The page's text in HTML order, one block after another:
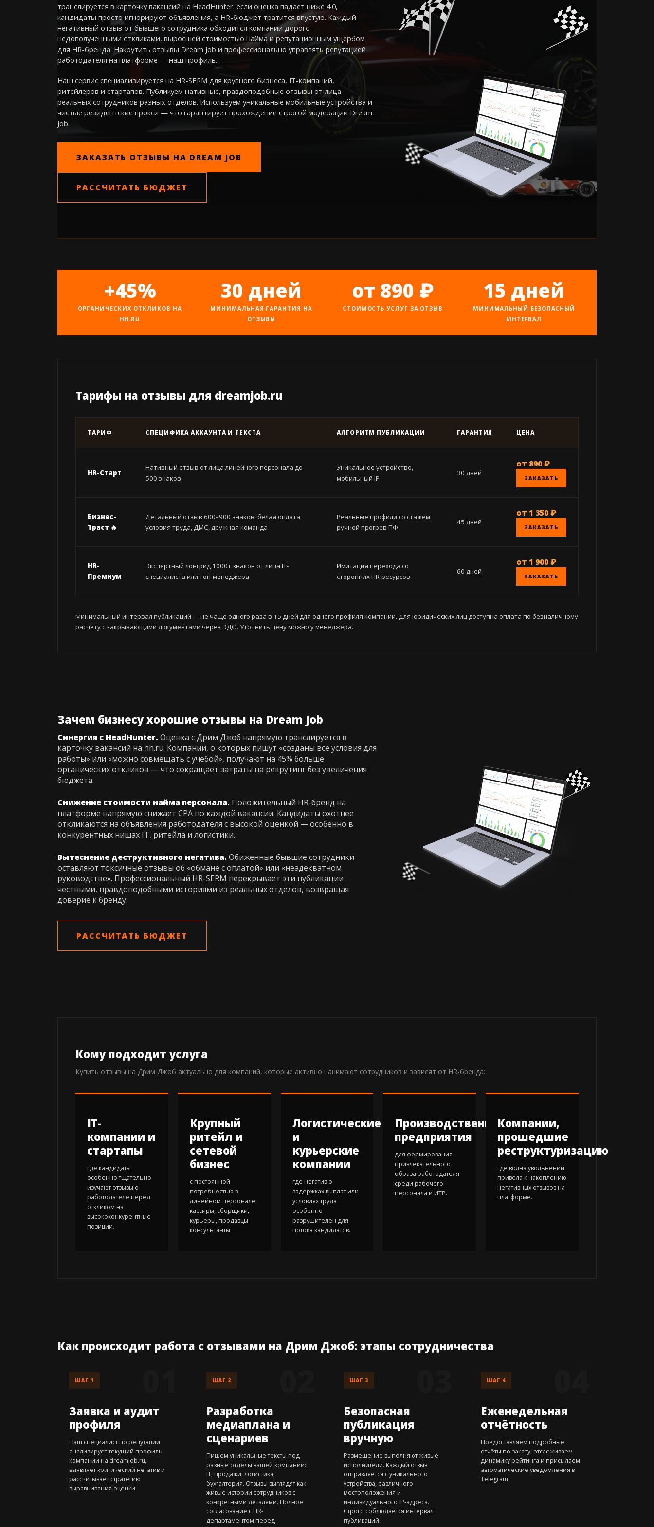
транслируется в карточку вакансий на HeadHunter: если оценка падает ниже 4.0,
кандидаты просто игнорируют объявления, а HR-бюджет тратится впустую. Каждый
негативный отзыв от бывшего сотрудника обходится компании дорого —
недополученными откликами, выросшей стоимостью найма и репутационным ущербом
для HR-бренда. Накрутить отзывы Dream Job и профессионально управлять репутацией
работодателя на платформе — наш профиль.
Наш сервис специализируется на HR-SERM для крупного бизнеса, IT-компаний,
ритейлеров и стартапов. Публикуем нативные, правдоподобные отзывы от лица
реальных сотрудников разных отделов. Используем уникальные мобильные устройства и
чистые резидентские прокси — что гарантирует прохождение строгой модерации Dream
Job.
ЗАКАЗАТЬ ОТЗЫВЫ НА DREAM JOB
РАССЧИТАТЬ БЮДЖЕТ
+45%
ОРГАНИЧЕСКИХ ОТКЛИКОВ НА
HH.RU
30 дней
МИНИМАЛЬНАЯ ГАРАНТИЯ НА
ОТЗЫВЫ
от 890 ₽
СТОИМОСТЬ УСЛУГ ЗА ОТЗЫВ
15 дней
МИНИМАЛЬНЫЙ БЕЗОПАСНЫЙ
ИНТЕРВАЛ
Тарифы на отзывы для dreamjob.ru
ТАРИФ СПЕЦИФИКА АККАУНТА И ТЕКСТА АЛГОРИТМ ПУБЛИКАЦИИ ГАРАНТИЯ ЦЕНА
HR-Старт
Нативный отзыв от лица линейного персонала до
500 знаков
Уникальное устройство,
мобильный IP
30 дней
от 890 ₽
ЗАКАЗАТЬ
Бизнес-
Траст 🔥
Детальный отзыв 600–900 знаков: белая оплата,
условия труда, ДМС, дружная команда
Реальные профили со стажем,
ручной прогрев ПФ
45 дней
от 1 350 ₽
ЗАКАЗАТЬ
HR-
Премиум
Экспертный лонгрид 1000+ знаков от лица IT-
специалиста или топ-менеджера
Имитация перехода со
сторонних HR-ресурсов
60 дней
от 1 900 ₽
ЗАКАЗАТЬ
Минимальный интервал публикаций — не чаще одного раза в 15 дней для одного профиля компании. Для юридических лиц доступна оплата по безналичному
расчёту с закрывающими документами через ЭДО. Уточнить цену можно у менеджера.
Зачем бизнесу хорошие отзывы на Dream Job
Синергия с HeadHunter. Оценка с Дрим Джоб напрямую транслируется в
карточку вакансий на hh.ru. Компании, о которых пишут «созданы все условия для
работы» или «можно совмещать с учёбой», получают на 45% больше
органических откликов — что сокращает затраты на рекрутинг без увеличения
бюджета.
Снижение стоимости найма персонала. Положительный HR-бренд на
платформе напрямую снижает CPA по каждой вакансии. Кандидаты охотнее
откликаются на объявления работодателя с высокой оценкой — особенно в
конкурентных нишах IT, ритейла и логистики.
Вытеснение деструктивного негатива. Обиженные бывшие сотрудники
оставляют токсичные отзывы об «обмане с оплатой» или «неадекватном
руководстве». Профессиональный HR-SERM перекрывает эти публикации
честными, правдоподобными историями из реальных отделов, возвращая
доверие к бренду.
РАССЧИТАТЬ БЮДЖЕТ
Кому подходит услуга
Купить отзывы на Дрим Джоб актуально для компаний, которые активно нанимают сотрудников и зависят от HR-бренда:
IT-
компании и
стартапы
где кандидаты
особенно тщательно
изучают отзывы о
работодателе перед
откликом на
высококонкурентные
позиции.
Крупный
ритейл и
сетевой
бизнес
с постоянной
потребностью в
линейном персонале:
кассиры, сборщики,
курьеры, продавцы-
консультанты.
Логистические
и
курьерские
компании
где негатив о
задержках выплат или
условиях труда
особенно
разрушителен для
потока кандидатов.
Производственные
предприятия
для формирования
привлекательного
образа работодателя
среди рабочего
персонала и ИТР.
Компании,
прошедшие
реструктуризацию
где волна увольнений
привела к накоплению
негативных отзывов на
платформе.
Как происходит работа с отзывами на Дрим Джоб: этапы сотрудничества
ШАГ 1
Заявка и аудит
профиля
Наш специалист по репутации
анализирует текущий профиль
компании на dreamjob.ru,
выявляет критический негатив и
рассчитывает стратегию
выравнивания оценки.
ШАГ 2
Разработка
медиаплана и
сценариев
Пишем уникальные тексты под
разные отделы вашей компании:
IT, продажи, логистика,
бухгалтерия. Отзывы выглядят как
живые истории сотрудников с
конкретными деталями. Полное
согласование с HR-
департаментом перед
ШАГ 3
Безопасная
публикация
вручную
Размещение выполняют живые
исполнители. Каждый отзыв
отправляется с уникального
устройства, различного
местоположения и
индивидуального IP-адреса.
Строго соблюдается интервал
публикаций.
ШАГ 4
Еженедельная
отчётность
Предоставляем подробные
отчёты по заказу, отслеживаем
динамику рейтинга и присылаем
автоматические уведомления в
Telegram.